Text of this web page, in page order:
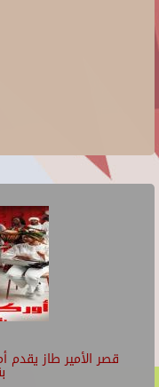
قصر الأمير طاز يقدم